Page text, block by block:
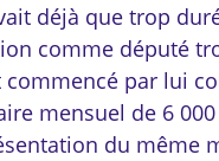
déjà que trop
comme député
par lui
mensuel de 6
du même